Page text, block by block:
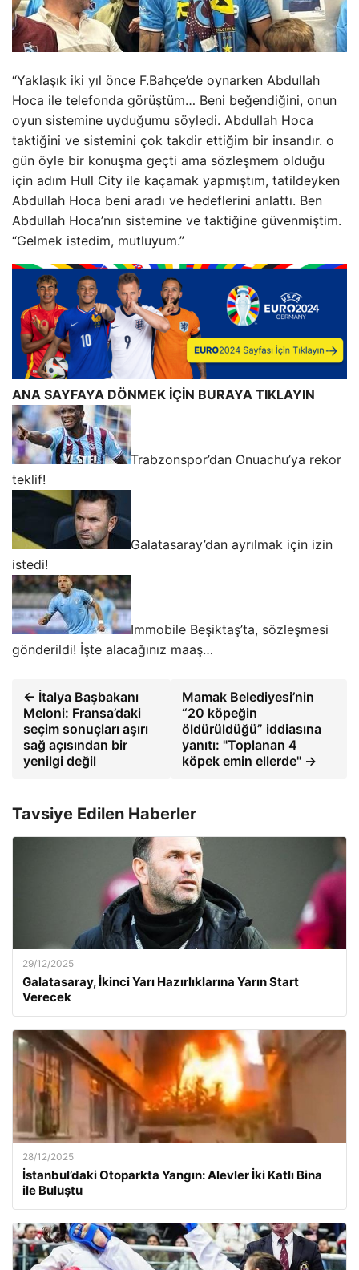
“Yaklaşık iki yıl önce F.Bahçe’de oynarken Abdullah
Hoca ile telefonda görüştüm… Beni beğendiğini, onun
oyun sistemine uyduğumu söyledi. Abdullah Hoca
taktiğini ve sistemini çok takdir ettiğim bir insandır. o
gün öyle bir konuşma geçti ama sözleşmem olduğu
için adım Hull City ile kaçamak yapmıştım, tatildeyken
Abdullah Hoca beni aradı ve hedeflerini anlattı. Ben
Abdullah Hoca’nın sistemine ve taktiğine güvenmiştim.
“Gelmek istedim, mutluyum.”
ANA SAYFAYA DÖNMEK İÇİN BURAYA TIKLAYIN
Trabzonspor’dan Onuachu’ya rekor
teklif!
Galatasaray’dan ayrılmak için izin
istedi!
Immobile Beşiktaş’ta, sözleşmesi
gönderildi! İşte alacağınız maaş…
← İtalya Başbakanı
Meloni: Fransa’daki
seçim sonuçları aşırı
sağ açısından bir
yenilgi değil
Mamak Belediyesi’nin
“20 köpeğin
öldürüldüğü” iddiasına
yanıtı: "Toplanan 4
köpek emin ellerde" →
Tavsiye Edilen Haberler
29/12/2025
Galatasaray, İkinci Yarı Hazırlıklarına Yarın Start
Verecek
28/12/2025
İstanbul’daki Otoparkta Yangın: Alevler İki Katlı Bina
ile Buluştu